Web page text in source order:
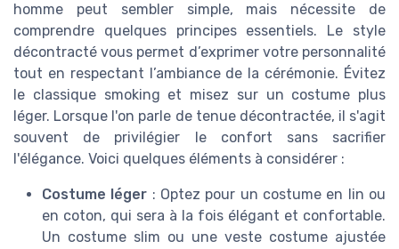
homme peut sembler simple, mais nécessite de
comprendre quelques principes essentiels. Le style
décontracté vous permet d’exprimer votre personnalité
tout en respectant l’ambiance de la cérémonie. Évitez
le classique smoking et misez sur un costume plus
léger. Lorsque l'on parle de tenue décontractée, il s'agit
souvent de privilégier le confort sans sacrifier
l'élégance. Voici quelques éléments à considérer :
Costume léger : Optez pour un costume en lin ou
en coton, qui sera à la fois élégant et confortable.
Un costume slim ou une veste costume ajustée